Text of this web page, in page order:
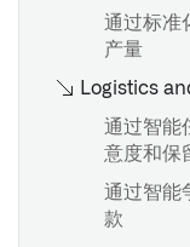
通过标准
产量
Logistics
通过智能
意度和保
通过智能
款